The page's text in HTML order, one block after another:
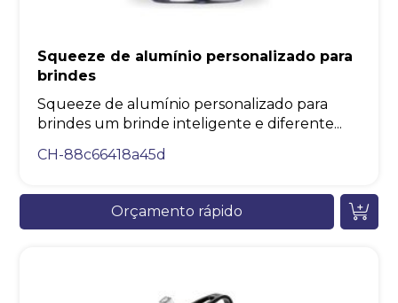
Squeeze de alumínio personalizado para
brindes
Squeeze de alumínio personalizado para
brindes um brinde inteligente e diferente...
CH-88c66418a45d
Orçamento rápido